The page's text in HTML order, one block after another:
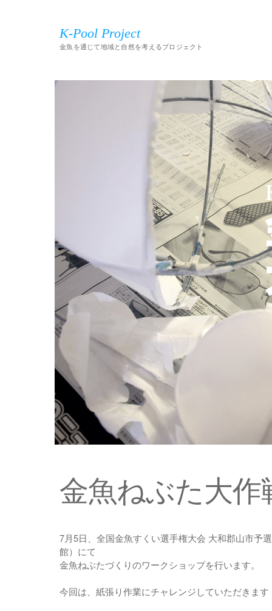
K-Pool Project
金魚を通じて地域と自然を考えるプロジェクト
金魚ねぶた大作
7月5日、全国金魚すくい選手権大会 大和郡山市予
館）にて
金魚ねぶたづくりのワークショップを行います。
今回は、紙張り作業にチャレンジしていただきます